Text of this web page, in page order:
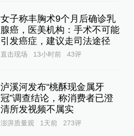
女子称丰胸术9个月后确诊乳
腺癌，医美机构：手术不可能
引发癌症，建议走司法途径
直击现场 13小时前 43评
泸溪河发布“桃酥现金属牙
冠”调查结论，称消费者已澄
清所发视频不属实
澎湃质量观 1天前 273评